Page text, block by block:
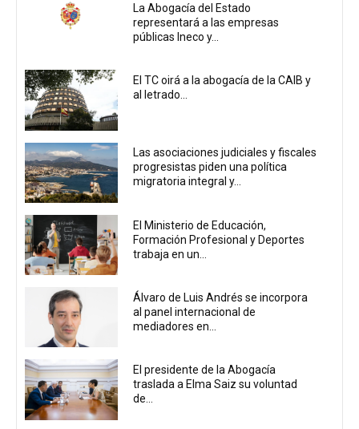
La Abogacía del Estado
representará a las empresas
públicas Ineco y...
El TC oirá a la abogacía de la CAIB y
al letrado...
Las asociaciones judiciales y fiscales
progresistas piden una política
migratoria integral y...
El Ministerio de Educación,
Formación Profesional y Deportes
trabaja en un...
Álvaro de Luis Andrés se incorpora
al panel internacional de
mediadores en...
El presidente de la Abogacía
traslada a Elma Saiz su voluntad
de...